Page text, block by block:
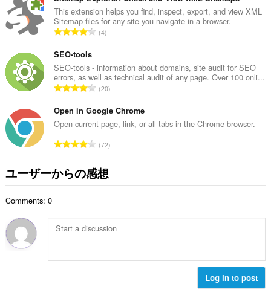
は、
タ
ブ
び
ブ
ラ
ウ
グ
ア
ク
テ
テ
ィ
ア
セ
ス
可
総
数
：
This extension helps you find, inspect, export, and view XML
Sitemap files for any site you navigate in a browser.
評
総
数
：
4
SEO-tools
SEO-tools - information about domains, site audit for SEO
errors, as well as technical audit of any page. Over 100 onli...
評
の
総
：
20
Open in Google Chrome
Open current page, link, or all tabs in the Chrome browser.
評
の
総
72
ユーザーからの感想
Comments: 0
Log in to post